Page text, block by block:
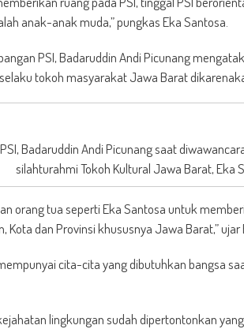
anak-anak muda,” pungkas Eka Santosa.
PSI, Badaruddin Andi Picunang
tokoh masyarakat Jawa Barat
Badaruddin Andi Picunang saat
silahturahmi Tokoh Kultural Jawa Barat, Eka
orang tua seperti Eka Santosa untuk
Kota dan Provinsi khususnya Jawa Barat,” ujar
cita-cita yang dibutuhkan bangsa
lingkungan sudah dipertontonkan